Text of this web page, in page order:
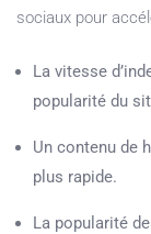
sociaux pour
La vitesse
popularité du
Un contenu de
plus rapide.
La popularité